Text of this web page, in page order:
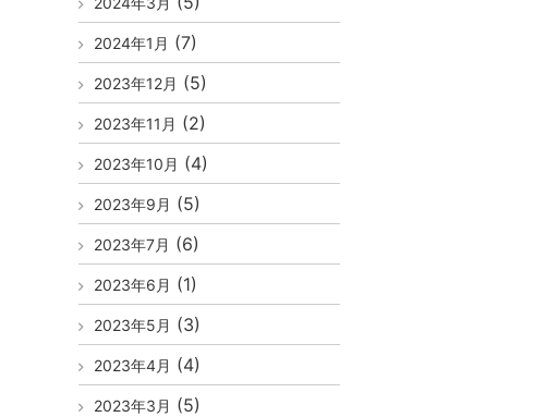
2024年1月 (7)
2023年12月 (5)
2023年11月 (2)
2023年10月 (4)
2023年9月 (5)
2023年7月 (6)
2023年6月 (1)
2023年5月 (3)
2023年4月 (4)
2023年3月 (5)